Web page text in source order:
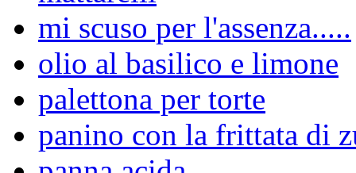
mi scuso per l'assenza.....
olio al basilico e limone
palettona per torte
panino con la frittata di